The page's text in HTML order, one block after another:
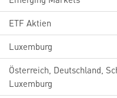
ETF Aktien
Luxemburg
Österreich, Deutschland,
Luxemburg